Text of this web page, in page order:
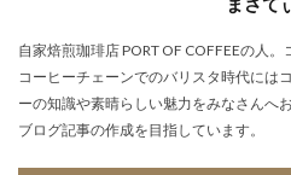
自家焙煎珈琲店 PORT OF COFFEEの人
コーヒーチェーンでのバリスタ時代には
ーの知識や素晴らしい魅力をみなさんへ
ブログ記事の作成を目指しています。